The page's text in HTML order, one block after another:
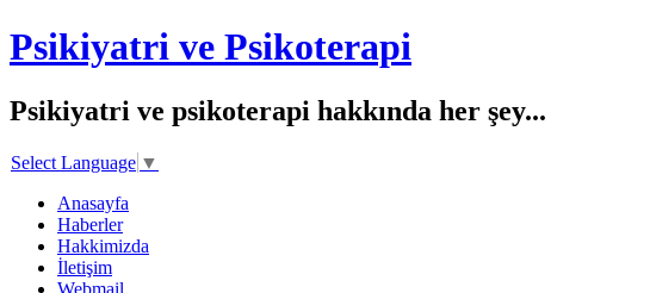
Psikiyatri ve Psikoterapi
Psikiyatri ve psikoterapi hakkında her şey...
Select Language ▼
Anasayfa
Haberler
Hakkimizda
İletişim